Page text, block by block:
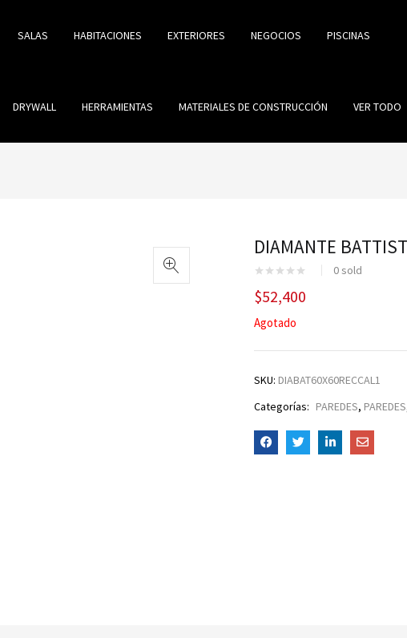
SALAS HABITACIONES EXTERIORES NEGOCIOS PISCINAS
DRYWALL HERRAMIENTAS MATERIALES DE CONSTRUCCIÓN VER TODO
DIAMANTE
0 sold
$52,400
Agotado
SKU: DIABAT60X60RECCAL1
Categorías: PAREDES, PAREDES